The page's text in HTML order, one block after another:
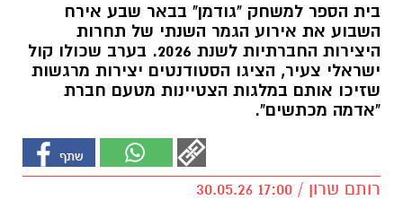
בית הספר למשחק "גודמן" בבאר שבע אירח
השבוע את אירוע הגמר השנתי של תחרות
היצירות החברתיות לשנת 2026. בערב שכולו קול
ישראלי צעיר, הציגו הסטודנטים יצירות מרגשות
שזיכו אותם במלגות הצטיינות מטעם חברת
"אדמה מכתשים".
רותם שרון / 17:00 30.05.26